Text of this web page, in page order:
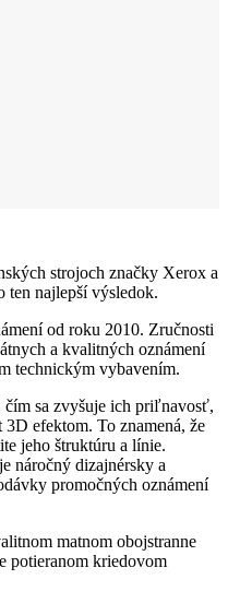
strojoch značky Xerox a
ten najlepší výsledok.
od roku 2010. Zručnosti
a kvalitných oznámení
technickým vybavením.
čím sa zvyšuje ich priľnavosť,
efektom. To znamená, že
jeho štruktúru a línie.
náročný dizajnérsky a
promočných oznámení
matnom obojstranne
potieranom kriedovom